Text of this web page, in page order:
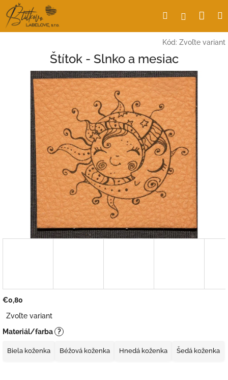
Prejsť
na
obsah
Hľadať
Kód: Zvoľte variant
Štítok - Slnko a mesiac
€0,80
cena:
Zvoľte variant
Materiál/farba ?
Biela koženka Béžová koženka Hnedá koženka Šedá koženka